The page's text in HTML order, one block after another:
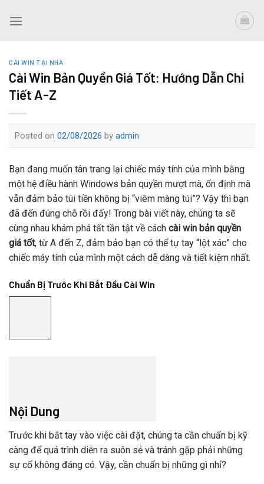
CÀI WIN TẠI NHÀ
Cài Win Bản Quyền Giá Tốt: Hướng Dẫn Chi
Tiết A-Z
Posted on 02/08/2026 by admin
Bạn đang muốn tân trang lại chiếc máy tính của mình bằng
một hệ điều hành Windows bản quyền mượt mà, ổn định mà
vẫn đảm bảo túi tiền không bị “viêm màng túi”? Vậy thì bạn
đã đến đúng chỗ rồi đấy! Trong bài viết này, chúng ta sẽ
cùng nhau khám phá tất tần tật về cách cài win bản quyền
giá tốt, từ A đến Z, đảm bảo bạn có thể tự tay “lột xác” cho
chiếc máy tính của mình một cách dễ dàng và tiết kiệm nhất.
Chuẩn Bị Trước Khi Bắt Đầu Cài Win
Nội Dung
Trước khi bắt tay vào việc cài đặt, chúng ta cần chuẩn bị kỹ
càng để quá trình diễn ra suôn sẻ và tránh gặp phải những
sự cố không đáng có. Vậy, cần chuẩn bị những gì nhỉ?